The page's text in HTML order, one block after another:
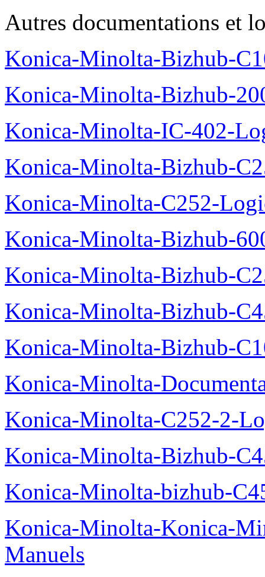
Autres documentations et
Konica-Minolta-Bizhub-
Konica-Minolta-Bizhub-
Konica-Minolta-IC-402-
Konica-Minolta-Bizhub-
Konica-Minolta-C252-
Konica-Minolta-Bizhub-
Konica-Minolta-Bizhub-
Konica-Minolta-Bizhub-
Konica-Minolta-Bizhub-
Konica-Minolta-
Konica-Minolta-C252-2-
Konica-Minolta-Bizhub-
Konica-Minolta-bizhub-
Konica-Minolta-Konica-
Manuels